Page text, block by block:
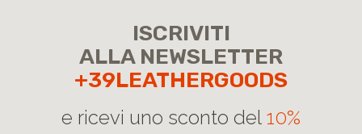
ISCRIVITI
ALLA NEWSLETTER
+39LEATHERGOODS
e ricevi uno sconto del 10%